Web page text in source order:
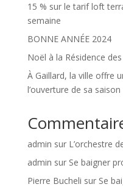
15 % sur le tarif loft
semaine
BONNE ANNÉE 2024
Noël à la Résidence
À Gaillard, la ville offre
l’ouverture de sa
admin sur L’orchestre
admin sur Se baigner
Pierre Bucheli sur Se